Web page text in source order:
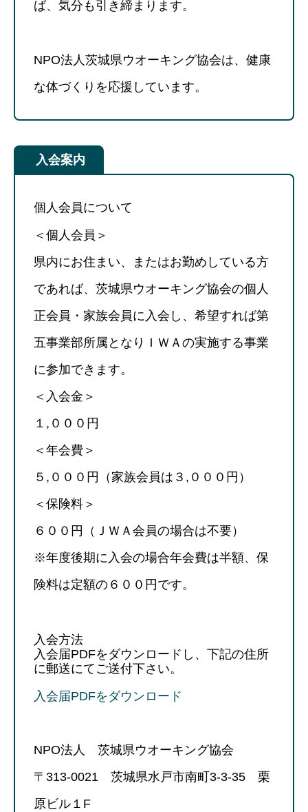
ば、気分も引き締まります。
NPO法人茨城県ウオーキング協会は、健康
な体づくりを応援しています。
入会案内
個人会員について
＜個人会員＞
県内にお住まい、またはお勤めしている方
であれば、茨城県ウオーキング協会の個人
正会員・家族会員に入会し、希望すれば第
五事業部所属となりＩＷＡの実施する事業
に参加できます。
＜入会金＞
１,０００円
＜年会費＞
５,０００円（家族会員は３,０００円）
＜保険料＞
６００円（ＪＷＡ会員の場合は不要）
※年度後期に入会の場合年会費は半額、保
険料は定額の６００円です。
入会方法
入会届PDFをダウンロードし、下記の住所
に郵送にてご送付下さい。
入会届PDFをダウンロード
NPO法人 茨城県ウオーキング協会
〒313-0021 茨城県水戸市南町3-3-35 栗
原ビル１F